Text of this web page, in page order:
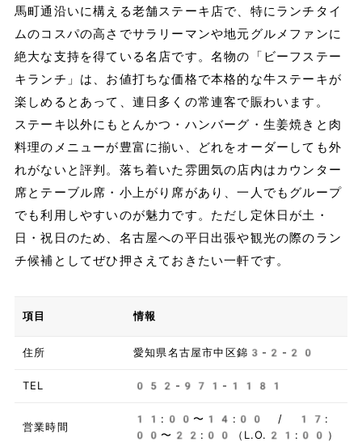
馬町通沿いに構える老舗ステーキ店で、特にランチタイ
ムのコスパの高さでサラリーマンや地元グルメファンに
絶大な支持を得ている名店です。名物の「ビーフステー
キランチ」は、お値打ちな価格で本格的な牛ステーキが
楽しめるとあって、連日多くの常連客で賑わいます。
ステーキ以外にもとんかつ・ハンバーグ・生姜焼きと肉
料理のメニューが豊富に揃い、どれをオーダーしても外
れがないと評判。落ち着いた雰囲気の店内はカウンター
席とテーブル席・小上がり席があり、一人でもグループ
でも利用しやすいのが魅力です。ただし定休日が土・
日・祝日のため、名古屋への平日出張や観光の際のラン
チ候補としてぜひ押さえておきたい一軒です。
項目 情報
住所 愛知県名古屋市中区錦3-2-20
TEL 052-971-1181
営業時間
11:00〜14:00 / 17:
00〜22:00（L.O.21:00）